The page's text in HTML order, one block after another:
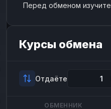
Перед обменом
Курсы обмена
Отдаёте
ОБМЕННИК